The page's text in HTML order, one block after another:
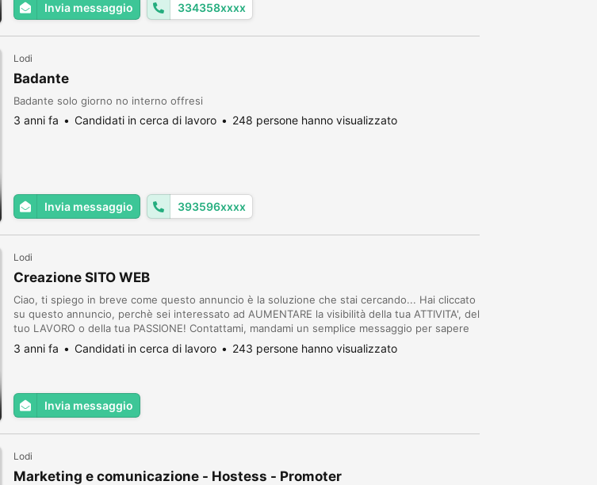
Invia messaggio 334358xxxx
Lodi
Badante
Badante solo giorno no interno offresi
3 anni fa Candidati in cerca di lavoro 248 persone hanno visualizzato
Invia messaggio 393596xxxx
Lodi
Creazione SITO WEB
Ciao, ti spiego in breve come questo annuncio è la soluzione che stai cercando... Hai cliccato
su questo annuncio, perchè sei interessato ad AUMENTARE la visibilità della tua ATTIVITA', del
tuo LAVORO o della tua PASSIONE! Contattami, mandami un semplice messaggio per sapere
tutte le opzioni di sito disponibili (a prezzi non economici, ma di più, a partire d...
3 anni fa Candidati in cerca di lavoro 243 persone hanno visualizzato
Invia messaggio
Lodi
Marketing e comunicazione - Hostess - Promoter